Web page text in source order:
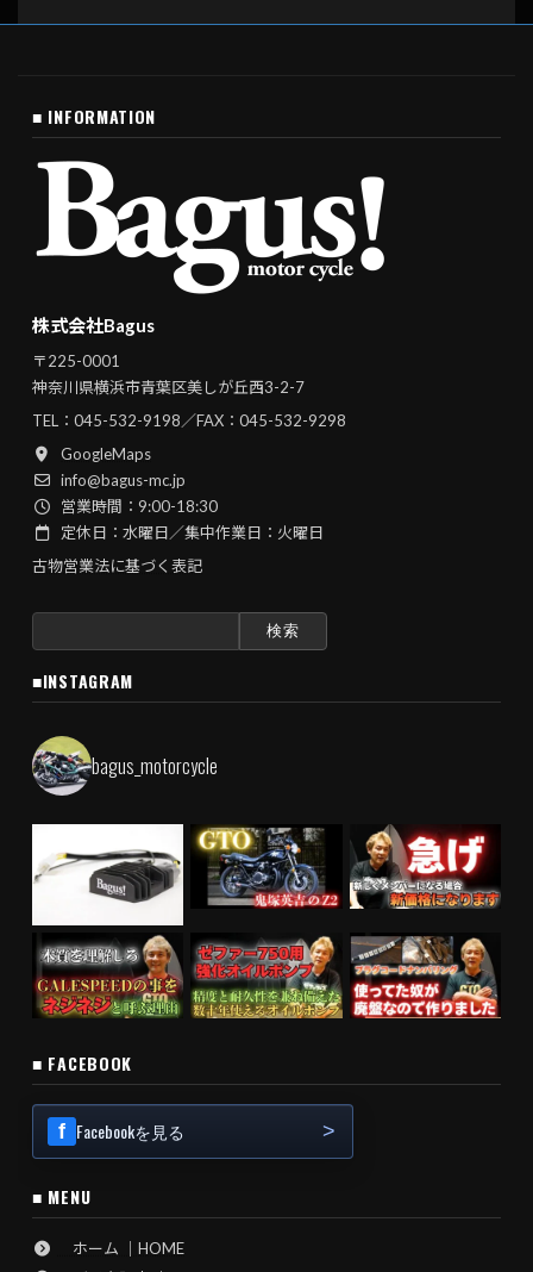
■ INFORMATION
株式会社Bagus
〒225-0001
神奈川県横浜市青葉区美しが丘西3-2-7
TEL： 045-532-9198／FAX：045-532-9298
GoogleMaps
info@bagus-mc.jp
営業時間：9:00-18:30
定休日：水曜日／集中作業日：火曜日
古物営業法に基づく表記
■INSTAGRAM
bagus_motorcycle
■ FACEBOOK
Facebookを見る
■ MENU
ホーム ｜HOME